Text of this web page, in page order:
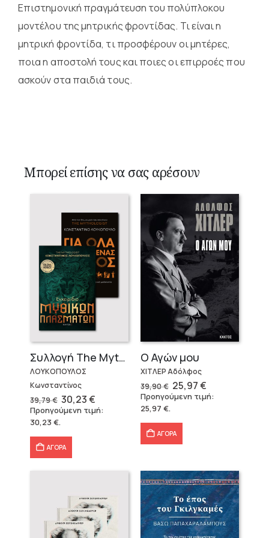
Επιστημονική πραγμάτευση του πολύπλοκου
μοντέλου της μητρικής φροντίδας. Τι είναι η
μητρική φροντίδα, τι προσφέρουν οι μητέρες,
ποια η αποστολή τους και ποιες οι επιρροές που
ασκούν στα παιδιά τους.
Μπορεί επίσης να σας αρέσουν
Συλλογή The Mythologist (2 βιβλία)
ΛΟΥΚΟΠΟΥΛΟΣ
Κωνσταντίνος
39,79€ Original
price
was:
39,79 €.
30,23€Η
τρέχουσα
τιμή
Προηγούμενη τιμή:
30,23€.
ΑΓΟΡΑ
Ο Αγών μου
ΧΙΤΛΕΡ Αδόλφος
39,90€ Original
price
was:
25,97€Η
τρέχουσα
τιμή
Προηγούμενη τιμή:
25,97 €.
ΑΓΟΡΑ